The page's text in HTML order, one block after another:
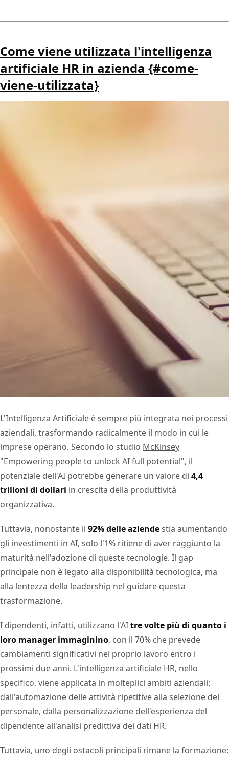
Come viene utilizzata l'intelligenza
artificiale HR in azienda {#come-
viene-utilizzata}
L'Intelligenza Artificiale è sempre più integrata nei processi
aziendali, trasformando radicalmente il modo in cui le
imprese operano. Secondo lo studio McKinsey
"Empowering people to unlock AI full potential", il
potenziale dell'AI potrebbe generare un valore di 4,4
trilioni di dollari in crescita della produttività
organizzativa.
Tuttavia, nonostante il 92% delle aziendestia aumentando
gli investimenti in AI, solo l'1% ritiene di aver raggiunto la
maturità nell'adozione di queste tecnologie. Il gap
principale non è legato alla disponibilità tecnologica, ma
alla lentezza della leadership nel guidare questa
trasformazione.
I dipendenti, infatti, utilizzano l'AItre volte più di quanto i
loro manager immaginino, con il 70% che prevede
cambiamenti significativi nel proprio lavoro entro i
prossimi due anni. L'intelligenza artificiale HR, nello
specifico, viene applicata in molteplici ambiti aziendali:
dall'automazione delle attività ripetitive alla selezione del
personale, dalla personalizzazione dell'esperienza del
dipendente all'analisi predittiva dei dati HR.
Tuttavia, uno degli ostacoli principali rimane la formazione: